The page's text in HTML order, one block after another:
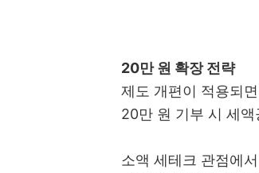
20만 원 확장 전략
제도 개편이 적용되
20만 원 기부 시 세
소액 세테크 관점에